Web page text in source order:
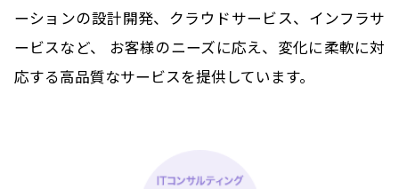
ーションの設計開発、クラウドサービス、インフラサ
ービスなど、
お客様のニーズに応え、変化に柔軟に対
応する高品質なサービスを提供しています。